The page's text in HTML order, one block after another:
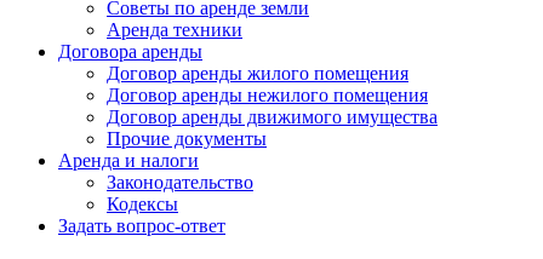
Советы по аренде земли
Аренда техники
Договора аренды
Договор аренды жилого помещения
Договор аренды нежилого помещения
Договор аренды движимого имущества
Прочие документы
Аренда и налоги
Законодательство
Кодексы
Задать вопрос-ответ